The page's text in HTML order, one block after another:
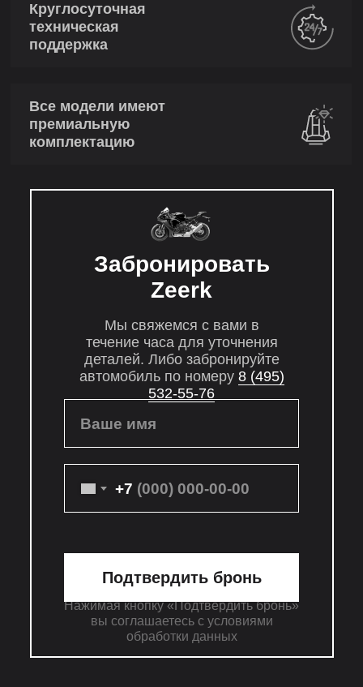
Круглосуточная
техническая
поддержка
Все модели имеют
премиальную
комплектацию
Забронировать
Zeerk
Мы свяжемся с вами в
течение часа для уточнения
деталей. Либо забронируйте
автомобиль по номеру 8 (495)
532-55-76
Нажимая кнопку «Подтвердить бронь»
вы соглашаетесь с условиями
обработки данных
Ваше имя
+7
Подтвердить бронь